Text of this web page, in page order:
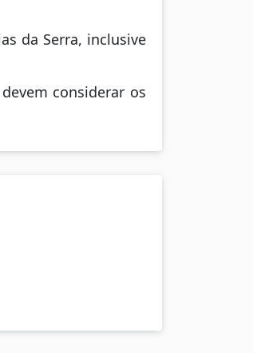
da Serra, inclusive
considerar os